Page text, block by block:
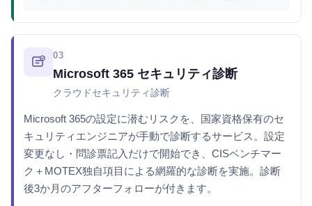
03
Microsoft 365 セキュリティ診断
クラウドセキュリティ診断
Microsoft 365の設定に潜むリスクを、国家資格保有のセ
キュリティエンジニアが手動で診断するサービス。設定
変更なし・問診票記入だけで開始でき、CISベンチマー
ク＋MOTEX独自項目による網羅的な診断を実施。診断
後3か月のアフターフォローが付きます。